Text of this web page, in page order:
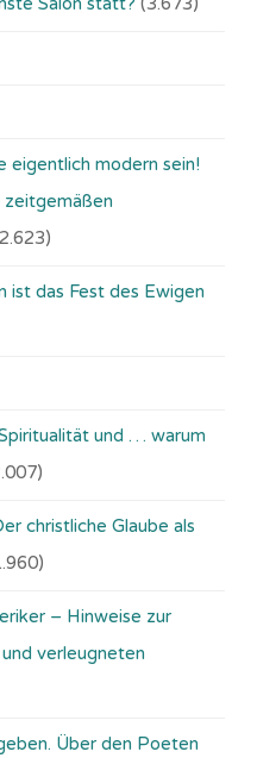
eigentlich modern sein!
zeitgemäßen
ist das Fest des Ewigen
und … warum
christliche Glaube als
– Hinweise zur
verleugneten
Über den Poeten